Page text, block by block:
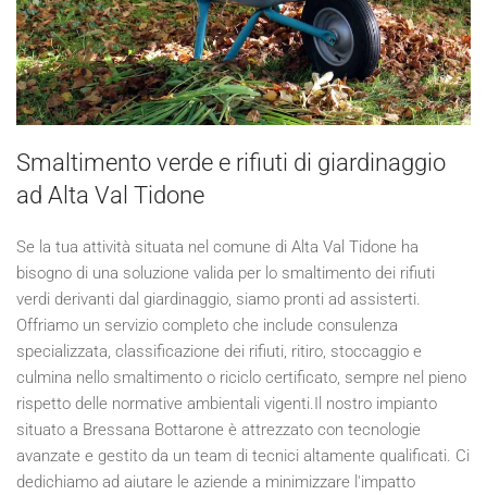
Smaltimento verde e rifiuti di giardinaggio
ad Alta Val Tidone
Se la tua attività situata nel comune di Alta Val Tidone ha
bisogno di una soluzione valida per lo smaltimento dei rifiuti
verdi derivanti dal giardinaggio, siamo pronti ad assisterti.
Offriamo un servizio completo che include consulenza
specializzata, classificazione dei rifiuti, ritiro, stoccaggio e
culmina nello smaltimento o riciclo certificato, sempre nel pieno
rispetto delle normative ambientali vigenti.Il nostro impianto
situato a Bressana Bottarone è attrezzato con tecnologie
avanzate e gestito da un team di tecnici altamente qualificati. Ci
dedichiamo ad aiutare le aziende a minimizzare l'impatto